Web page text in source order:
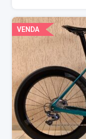
VENDA